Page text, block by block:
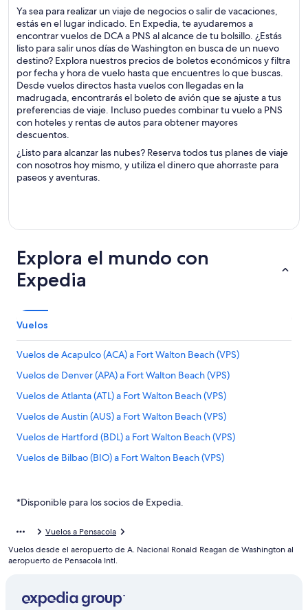
Ya sea para realizar un viaje de negocios o salir de vacaciones,
estás en el lugar indicado. En Expedia, te ayudaremos a
encontrar vuelos de DCA a PNS al alcance de tu bolsillo. ¿Estás
listo para salir unos días de Washington en busca de un nuevo
destino? Explora nuestros precios de boletos económicos y filtra
por fecha y hora de vuelo hasta que encuentres lo que buscas.
Desde vuelos directos hasta vuelos con llegadas en la
madrugada, encontrarás el boleto de avión que se ajuste a tus
preferencias de viaje. Incluso puedes combinar tu vuelo a PNS
con hoteles y rentas de autos para obtener mayores
descuentos.
¿Listo para alcanzar las nubes? Reserva todos tus planes de viaje
con nosotros hoy mismo, y utiliza el dinero que ahorraste para
paseos y aventuras.
Explora el mundo con
Expedia
Vuelos
Vuelos de Acapulco (ACA) a Fort Walton Beach (VPS)
Vuelos de Denver (APA) a Fort Walton Beach (VPS)
Vuelos de Atlanta (ATL) a Fort Walton Beach (VPS)
Vuelos de Austin (AUS) a Fort Walton Beach (VPS)
Vuelos de Hartford (BDL) a Fort Walton Beach (VPS)
Vuelos de Bilbao (BIO) a Fort Walton Beach (VPS)
Vuelos de Aeropuerto Internacional de Bogotá-El Dorado
(BOG) a Fort Walton Beach (VPS)
Vuelos de Boston (BOS) a Fort Walton Beach (VPS)
Vuelos de Brownsville (BRO) a Fort Walton Beach (VPS)
Vuelos de Ca Mau (CAH) a Fort Walton Beach (VPS)
*Disponible para los socios de Expedia.
Vuelos a Pensacola
Vuelos desde el aeropuerto de A. Nacional Ronald Reagan de Washington al
aeropuerto de Pensacola Intl.